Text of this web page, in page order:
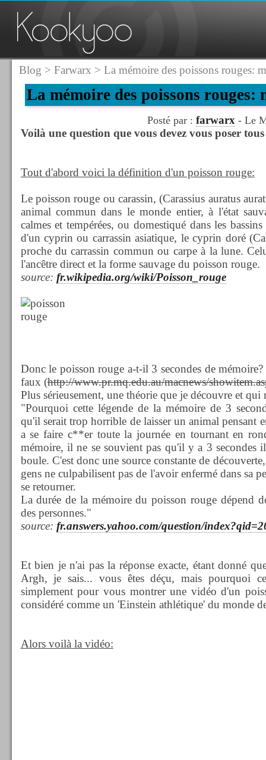
Blog > Farwarx > La mémoire des poissons rouges:
La mémoire des poissons rouges:
Posté par : farwarx- Le
Voilà une question que vous devez vous poser
Tout d'abord voici la définition d'un poisson rouge:
Le poisson rouge ou carassin, (Carassius auratus
animal commun dans le monde entier, à l'état
calmes et tempérées, ou domestiqué dans les
d'un cyprin ou carrassin asiatique, le cyprin doré
proche du carrassin commun ou carpe à la lune.
l'ancêtre direct et la forme sauvage du poisson rouge.
source: fr.wikipedia.org/wiki/Poisson_rouge
Donc le poisson rouge a-t-il 3 secondes de
faux (http://www.pr.mq.edu.au/macnews/
Plus sérieusement, une théorie que je découvre et qui
"Pourquoi cette légende de la mémoire de 3
qu'il serait trop horrible de laisser un animal pensant
a se faire c**er toute la journée en tournant en
mémoire, il ne se souvient pas qu'il y a 3 secondes
boule. C'est donc une source constante de
gens ne culpabilisent pas de l'avoir enfermé dans sa
se retourner.
La durée de la mémoire du poisson rouge dépend
des personnes."
source: fr.answers.yahoo.com/question/
Et bien je n'ai pas la réponse exacte, étant donné
Argh, je sais... vous êtes déçu, mais pourquoi
simplement pour vous montrer une vidéo d'un
considéré comme un 'Einstein athlétique' du monde
Alors voilà la vidéo: